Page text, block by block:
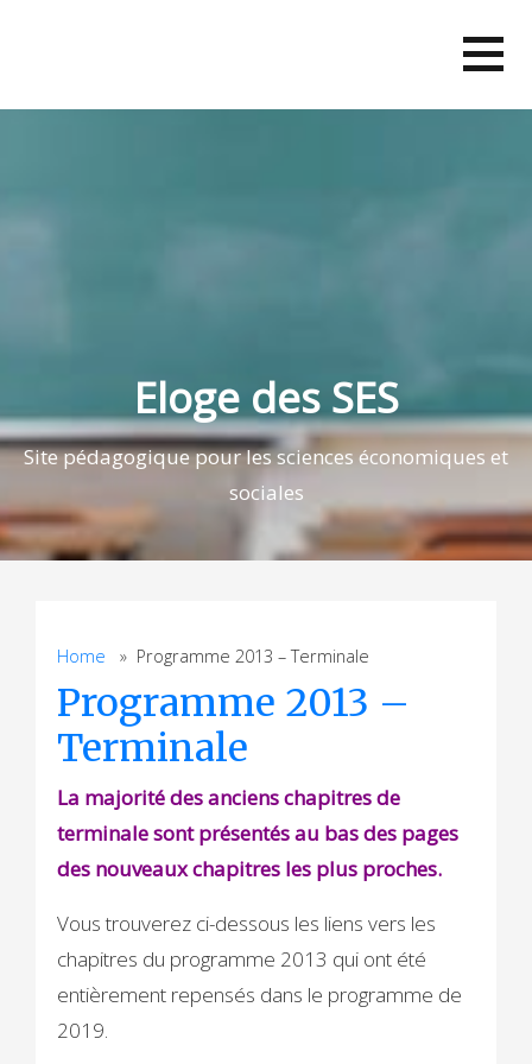
Eloge des SES
Site pédagogique pour les sciences économiques et
sociales
Home » Programme 2013 – Terminale
Programme 2013 –
Terminale
La majorité des anciens chapitres de
terminale sont présentés au bas des pages
des nouveaux chapitres les plus proches.
Vous trouverez ci-dessous les liens vers les
chapitres du programme 2013 qui ont été
entièrement repensés dans le programme de
2019.